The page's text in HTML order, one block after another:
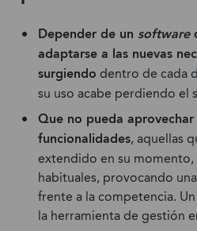
Depender de un software
adaptarse a las nuevas
surgiendo dentro de cada
su uso acabe perdiendo el
Que no pueda aprovechar
funcionalidades, aquellas
extendido en su
habituales, provocando
frente a la competencia.
la herramienta de gestión